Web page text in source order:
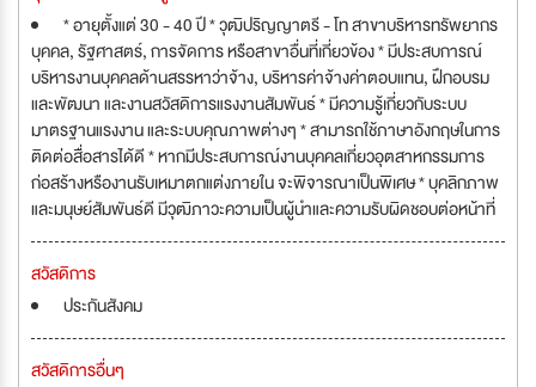
* อายุตั้งแต่ 30 - 40 ปี * วุฒิปริญญาตรี - โท สาขาบริหารทรัพยากร
บุคคล, รัฐศาสตร์, การจัดการ หรือสาขาอื่นที่เกี่ยวข้อง * มีประสบการณ์
บริหารงานบุคคลด้านสรรหาว่าจ้าง, บริหารค่าจ้างค่าตอบแทน, ฝึกอบรม
และพัฒนา และงานสวัสดิการแรงงานสัมพันธ์ * มีความรู้เกี่ยวกับระบบ
มาตรฐานแรงงาน และระบบคุณภาพต่างๆ * สามารถใช้ภาษาอังกฤษในการ
ติดต่อสื่อสารได้ดี * หากมีประสบการณ์งานบุคคลเกี่ยวอุตสาหกรรมการ
ก่อสร้างหรืองานรับเหมาตกแต่งภายใน จะพิจารณาเป็นพิเศษ * บุคลิกภาพ
และมนุษย์สัมพันธ์ดี มีวุฒิภาวะความเป็นผู้นำและความรับผิดชอบต่อหน้าที่
สวัสดิการ
ประกันสังคม
สวัสดิการอื่นๆ